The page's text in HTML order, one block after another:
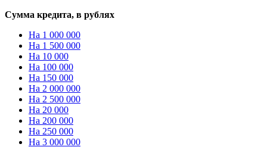
Сумма кредита, в рублях
На 1 000 000
На 1 500 000
На 10 000
На 100 000
На 150 000
На 2 000 000
На 2 500 000
На 20 000
На 200 000
На 250 000
На 3 000 000